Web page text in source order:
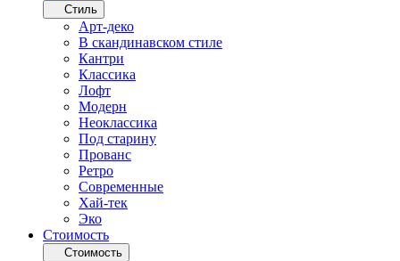
Стиль
Арт-деко
В скандинавском стиле
Кантри
Классика
Лофт
Модерн
Неоклассика
Под старину
Прованс
Ретро
Современные
Хай-тек
Эко
Стоимость
Стоимость